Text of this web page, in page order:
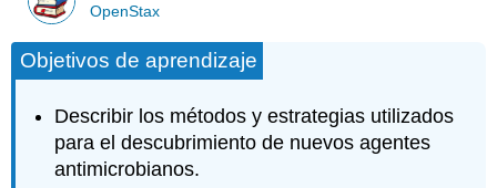
OpenStax
Objetivos de aprendizaje
Describir los métodos y estrategias utilizados
para el descubrimiento de nuevos agentes
antimicrobianos.